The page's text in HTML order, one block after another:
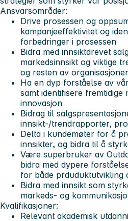
Ansvarsområder:
Drive prosessen og
kampanjeeffektivitet og
forbedringer i prosessen
Bidra med innsiktdrevet
markedsinnsikt og viktige
og resten av
Ha en dyp forståelse av
samt identifisere
innovasjon
Bidrag til
innsikt-/trendrapporter,
Delta i kundemøter for å
innsikter, og bidra til å
Være superbruker av
bidra med dypere
for både prduduktutvikling
Bidra med innsikt som
markeds- og
Kvalifikasjoner:
Relevant akademisk